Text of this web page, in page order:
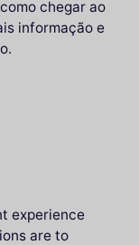
chegar ao
informação e
experience
are to